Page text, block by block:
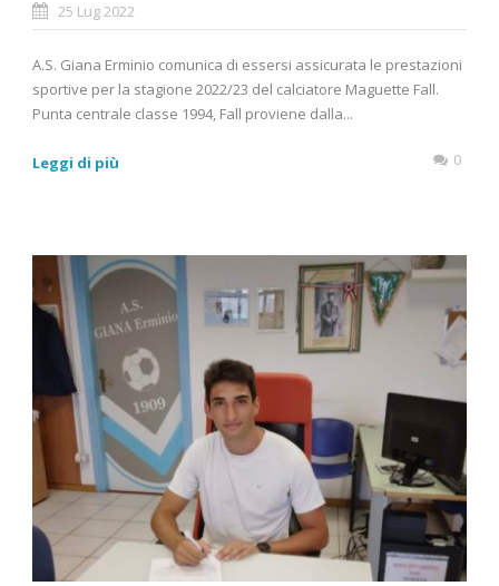
25 Lug 2022
A.S. Giana Erminio comunica di essersi assicurata le prestazioni
sportive per la stagione 2022/23 del calciatore Maguette Fall.
Punta centrale classe 1994, Fall proviene dalla...
Leggi di più 0